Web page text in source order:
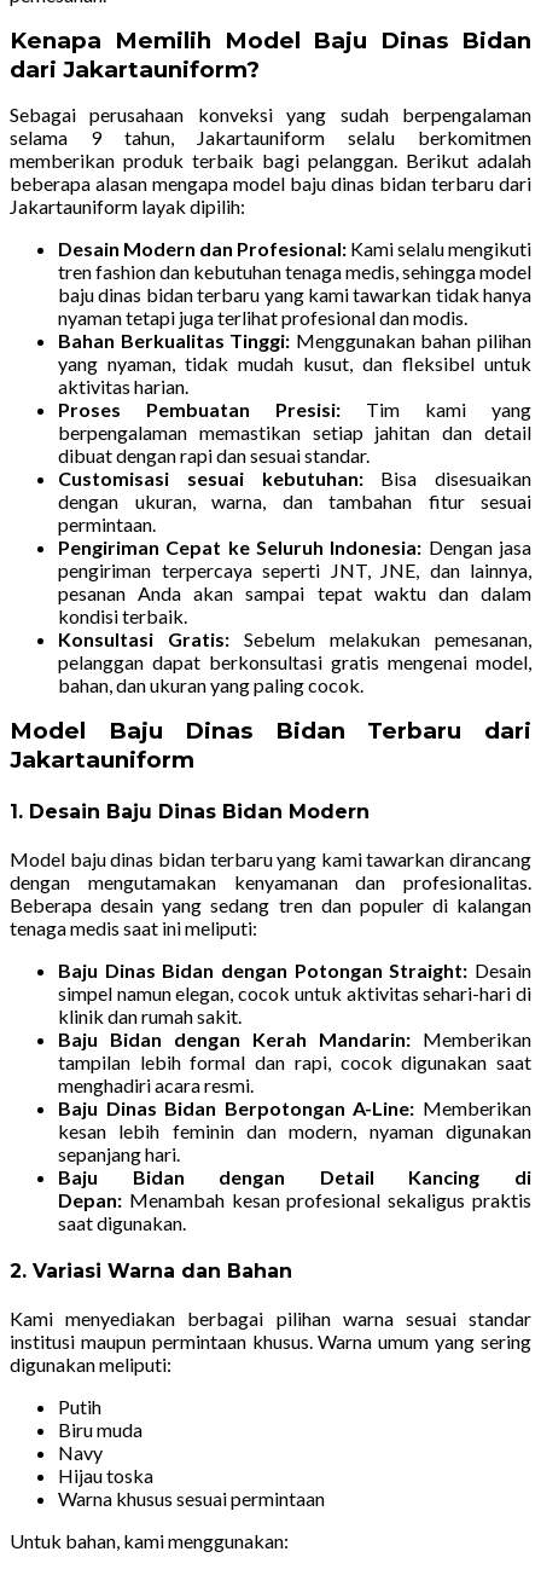
Kenapa Memilih Model Baju Dinas Bidan
dari Jakartauniform?
Sebagai perusahaan konveksi yang sudah berpengalaman
selama 9 tahun, Jakartauniform selalu berkomitmen
memberikan produk terbaik bagi pelanggan. Berikut adalah
beberapa alasan mengapa model baju dinas bidan terbaru dari
Jakartauniform layak dipilih:
Desain Modern dan Profesional: Kami selalu mengikuti
tren fashion dan kebutuhan tenaga medis, sehingga model
baju dinas bidan terbaru yang kami tawarkan tidak hanya
nyaman tetapi juga terlihat profesional dan modis.
Bahan Berkualitas Tinggi: Menggunakan bahan pilihan
yang nyaman, tidak mudah kusut, dan fleksibel untuk
aktivitas harian.
Proses Pembuatan Presisi: Tim kami yang
berpengalaman memastikan setiap jahitan dan detail
dibuat dengan rapi dan sesuai standar.
Customisasi sesuai kebutuhan:Bisa disesuaikan
dengan ukuran, warna, dan tambahan fitur sesuai
permintaan.
Pengiriman Cepat ke Seluruh Indonesia: Dengan jasa
pengiriman terpercaya seperti JNT, JNE, dan lainnya,
pesanan Anda akan sampai tepat waktu dan dalam
kondisi terbaik.
Konsultasi Gratis: Sebelum melakukan pemesanan,
pelanggan dapat berkonsultasi gratis mengenai model,
bahan, dan ukuran yang paling cocok.
Model Baju Dinas Bidan Terbaru dari
Jakartauniform
1. Desain Baju Dinas Bidan Modern
Model baju dinas bidan terbaru yang kami tawarkan dirancang
dengan mengutamakan kenyamanan dan profesionalitas.
Beberapa desain yang sedang tren dan populer di kalangan
tenaga medis saat ini meliputi:
Baju Dinas Bidan dengan Potongan Straight: Desain
simpel namun elegan, cocok untuk aktivitas sehari-hari di
klinik dan rumah sakit.
Baju Bidan dengan Kerah Mandarin: Memberikan
tampilan lebih formal dan rapi, cocok digunakan saat
menghadiri acara resmi.
Baju Dinas Bidan Berpotongan A-Line: Memberikan
kesan lebih feminin dan modern, nyaman digunakan
sepanjang hari.
Baju Bidan dengan Detail Kancing di
Depan: Menambah kesan profesional sekaligus praktis
saat digunakan.
2. Variasi Warna dan Bahan
Kami menyediakan berbagai pilihan warna sesuai standar
institusi maupun permintaan khusus. Warna umum yang sering
digunakan meliputi:
Putih
Biru muda
Navy
Hijau toska
Warna khusus sesuai permintaan
Untuk bahan, kami menggunakan: